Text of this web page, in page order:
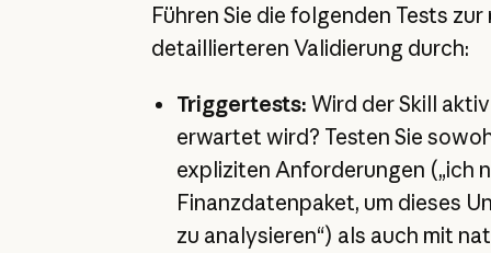
Führen Sie die folgenden Tests zur
detaillierteren Validierung durch:
Triggertests: Wird der Skill
erwartet wird? Testen Sie
expliziten Anforderungen („ich
Finanzdatenpaket, um dieses
zu analysieren“) als auch mit